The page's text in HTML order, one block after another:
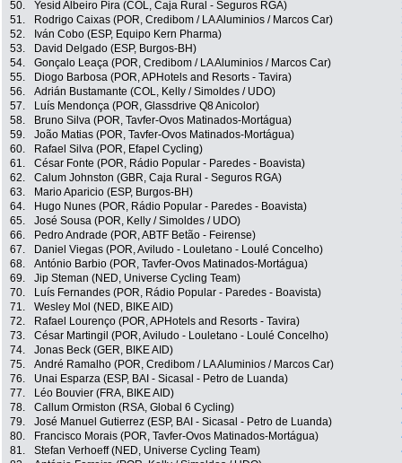
50.
Yesid Albeiro Pira (COL, Caja Rural - Seguros RGA)
51.
Rodrigo Caixas (POR, Credibom / LA Aluminios / Marcos Car)
52.
Iván Cobo (ESP, Equipo Kern Pharma)
53.
David Delgado (ESP, Burgos-BH)
54.
Gonçalo Leaça (POR, Credibom / LA Aluminios / Marcos Car)
55.
Diogo Barbosa (POR, APHotels and Resorts - Tavira)
56.
Adrián Bustamante (COL, Kelly / Simoldes / UDO)
57.
Luís Mendonça (POR, Glassdrive Q8 Anicolor)
58.
Bruno Silva (POR, Tavfer-Ovos Matinados-Mortágua)
59.
João Matias (POR, Tavfer-Ovos Matinados-Mortágua)
60.
Rafael Silva (POR, Efapel Cycling)
61.
César Fonte (POR, Rádio Popular - Paredes - Boavista)
62.
Calum Johnston (GBR, Caja Rural - Seguros RGA)
63.
Mario Aparicio (ESP, Burgos-BH)
64.
Hugo Nunes (POR, Rádio Popular - Paredes - Boavista)
65.
José Sousa (POR, Kelly / Simoldes / UDO)
66.
Pedro Andrade (POR, ABTF Betão - Feirense)
67.
Daniel Viegas (POR, Aviludo - Louletano - Loulé Concelho)
68.
António Barbio (POR, Tavfer-Ovos Matinados-Mortágua)
69.
Jip Steman (NED, Universe Cycling Team)
70.
Luís Fernandes (POR, Rádio Popular - Paredes - Boavista)
71.
Wesley Mol (NED, BIKE AID)
72.
Rafael Lourenço (POR, APHotels and Resorts - Tavira)
73.
César Martingil (POR, Aviludo - Louletano - Loulé Concelho)
74.
Jonas Beck (GER, BIKE AID)
75.
André Ramalho (POR, Credibom / LA Aluminios / Marcos Car)
76.
Unai Esparza (ESP, BAI - Sicasal - Petro de Luanda)
77.
Léo Bouvier (FRA, BIKE AID)
78.
Callum Ormiston (RSA, Global 6 Cycling)
79.
José Manuel Gutierrez (ESP, BAI - Sicasal - Petro de Luanda)
80.
Francisco Morais (POR, Tavfer-Ovos Matinados-Mortágua)
81.
Stefan Verhoeff (NED, Universe Cycling Team)